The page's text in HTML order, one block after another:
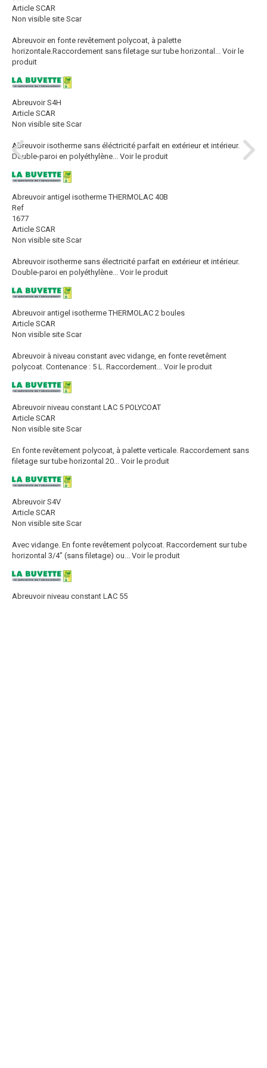
Article SCAR
Non visible site Scar
Abreuvoir en fonte revêtement polycoat, à palette
horizontale.Raccordement sans filetage sur tube horizontal... Voir le
produit
Abreuvoir S4H
Article SCAR
Non visible site Scar
Abreuvoir isotherme sans éléctricité parfait en extérieur et intérieur.
Double-paroi en polyéthylène... Voir le produit
Abreuvoir antigel isotherme THERMOLAC 40B
Ref
1677
Article SCAR
Non visible site Scar
Abreuvoir isotherme sans électricité parfait en extérieur et intérieur.
Double-paroi en polyéthylène... Voir le produit
Abreuvoir antigel isotherme THERMOLAC 2 boules
Article SCAR
Non visible site Scar
Abreuvoir à niveau constant avec vidange, en fonte revetêment
polycoat. Contenance : 5 L. Raccordement... Voir le produit
Abreuvoir niveau constant LAC 5 POLYCOAT
Article SCAR
Non visible site Scar
En fonte revêtement polycoat, à palette verticale. Raccordement sans
filetage sur tube horizontal 20... Voir le produit
Abreuvoir S4V
Article SCAR
Non visible site Scar
Avec vidange. En fonte revêtement polycoat. Raccordement sur tube
horizontal 3/4" (sans filetage) ou... Voir le produit
Abreuvoir niveau constant LAC 55